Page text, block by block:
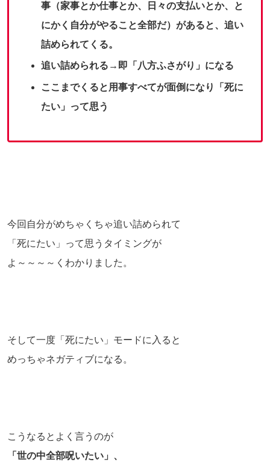
事（家事とか仕事とか、日々の支払いとか、と
にかく自分がやること全部だ）があると、追い
詰められてくる。
追い詰められる→即「八方ふさがり」になる
ここまでくると用事すべてが面倒になり「死に
たい」って思う
今回自分がめちゃくちゃ追い詰められて
「死にたい」って思うタイミングが
よ～～～～くわかりました。
そして一度「死にたい」モードに入ると
めっちゃネガティブになる。
こうなるとよく言うのが
「世の中全部呪いたい」、